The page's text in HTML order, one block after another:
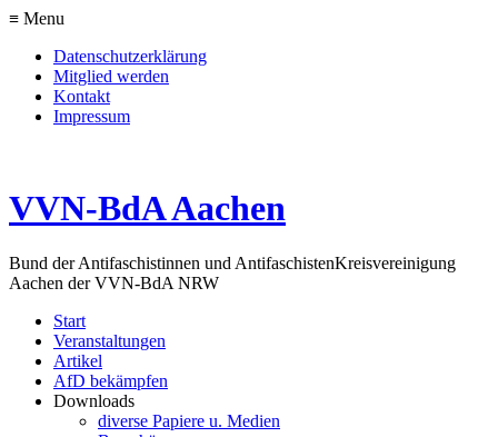
≡ Menu
Datenschutzerklärung
Mitglied werden
Kontakt
Impressum
VVN-BdA Aachen
Bund der Antifaschistinnen und AntifaschistenKreisvereinigung
Aachen der VVN-BdA NRW
Start
Veranstaltungen
Artikel
AfD bekämpfen
Downloads
diverse Papiere u. Medien